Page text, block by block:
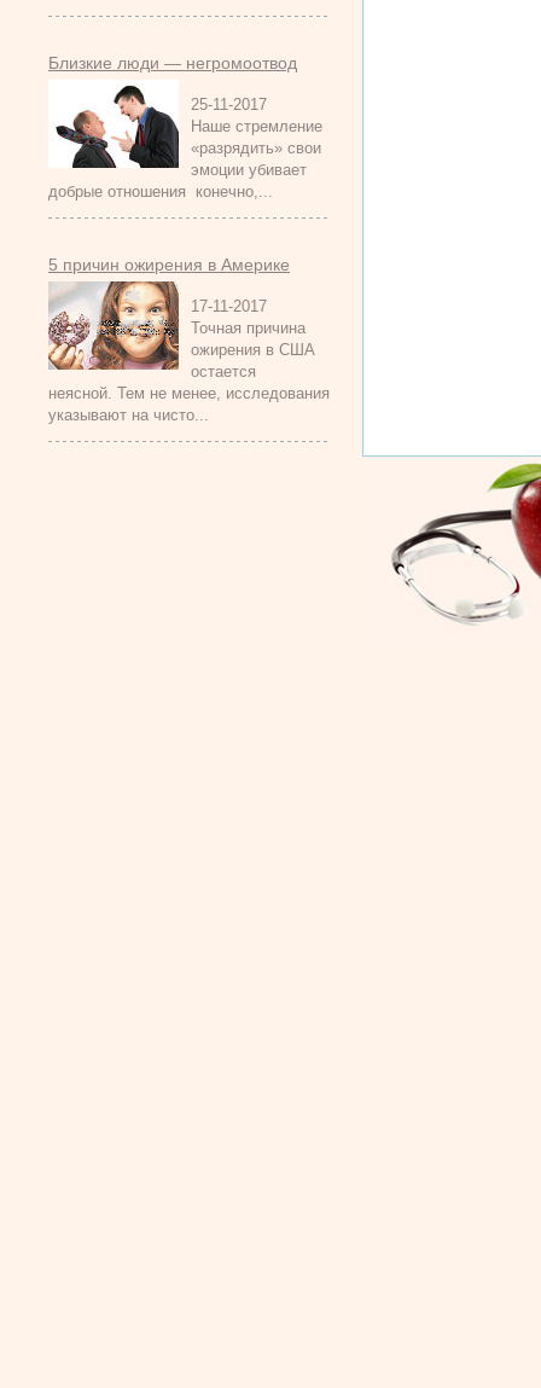
Близкие люди — негромоотвод
25-11-2017
Наше стремление
«разрядить» свои
эмоции убивает
добрые отношения конечно,...
5 причин ожирения в Америке
17-11-2017
Точная причина
ожирения в США
остается
неясной. Тем не менее, исследования
указывают на чисто...